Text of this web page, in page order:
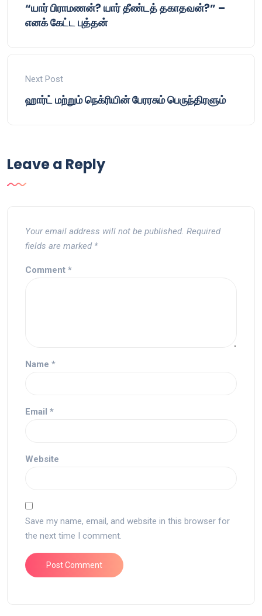
“யார் பிராமணன்? யார் தீண்டத் தகாதவன்?” –
எனக் கேட்ட புத்தன்
Next Post
ஹார்ட் மற்றும் நெக்ரியின் பேரரசும் பெருந்திரளும்
Leave a Reply
Your email address will not be published. Required
fields are marked *
Comment *
Name *
Email *
Website
Save my name, email, and website in this browser for
the next time I comment.